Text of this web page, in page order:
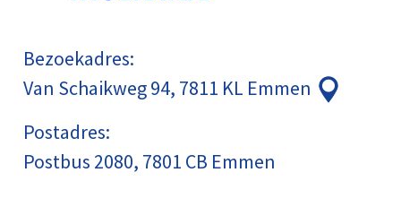
Bezoekadres:
Van Schaikweg 94, 7811 KL Emmen
Postadres:
Postbus 2080, 7801 CB Emmen